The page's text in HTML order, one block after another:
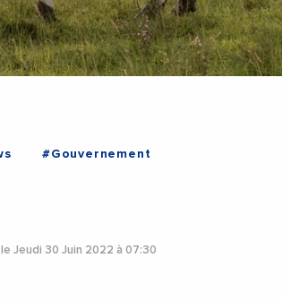
#Gouvernement
Jeudi 30 Juin 2022 à 07:30